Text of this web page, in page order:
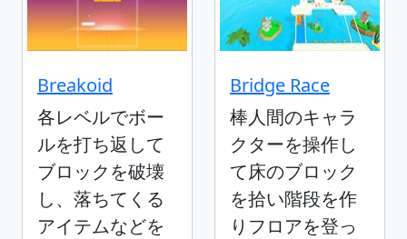
Breakoid
各レベルでボー
ルを打ち返して
ブロックを破壊
し、落ちてくる
アイテムなどを
Bridge Race
棒人間のキャラ
クターを操作し
て床のブロック
を拾い階段を作
りフロアを登っ